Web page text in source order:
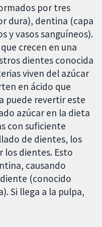
por tres
dura), dentina (capa
y vasos sanguíneos).
crecen en una
dientes conocida
viven del azúcar
en ácido que
puede revertir este
azúcar en la dieta
con suficiente
de dientes, los
los dientes. Esto
causando
(conocido
Si llega a la pulpa,